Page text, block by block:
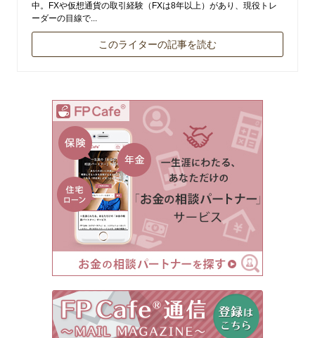
中。FXや仮想通貨の取引経験（FXは8年以上）があり、現役トレ
ーダーの目線で...
このライターの記事を読む